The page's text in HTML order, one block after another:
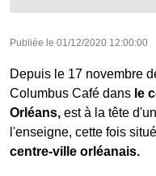
Publiée le 01/12/2020 12:00:00
Depuis le 17 novembre
Columbus Café dans le
Orléans, est à la tête
l'enseigne, cette fois situé
centre-ville orléanais.